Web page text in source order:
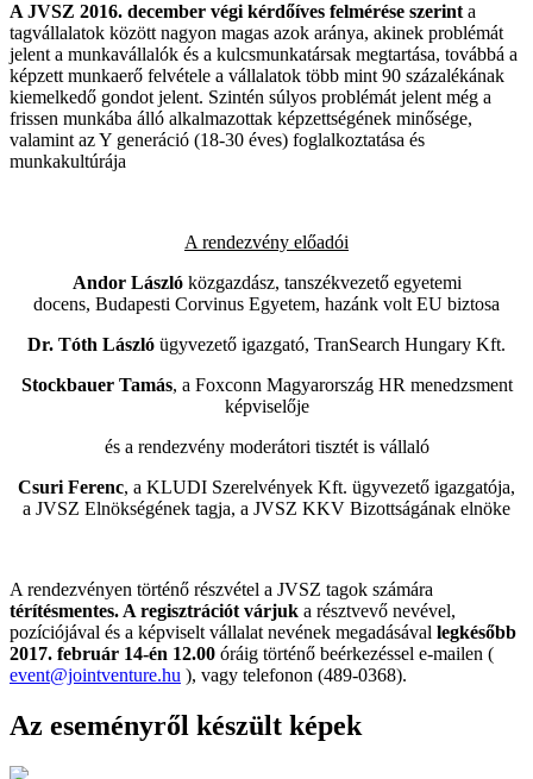
A JVSZ 2016. december végi kérdőíves felmérése szerinta
tagvállalatok között nagyon magas azok aránya, akinek problémát
jelent a munkavállalók és a kulcsmunkatársak megtartása, továbbá a
képzett munkaerő felvétele a vállalatok több mint 90 százalékának
kiemelkedő gondot jelent. Szintén súlyos problémát jelent még a
frissen munkába álló alkalmazottak képzettségének minősége,
valamint az Y generáció (18-30 éves) foglalkoztatása és
munkakultúrája
A rendezvény előadói
Andor Lászlóközgazdász, tanszékvezető egyetemi
docens, Budapesti Corvinus Egyetem, hazánk volt EU biztosa
Dr. Tóth László ügyvezető igazgató, TranSearch Hungary Kft.
Stockbauer Tamás, a Foxconn Magyarország HR menedzsment
képviselője
és a rendezvény moderátori tisztét is vállaló
Csuri Ferenc, a KLUDI Szerelvények Kft. ügyvezető igazgatója,
a JVSZ Elnökségének tagja, a JVSZ KKV Bizottságának elnöke
A rendezvényen történő részvétel a JVSZ tagok számára
térítésmentes. A regisztrációt várjuk a résztvevő nevével,
pozíciójával és a képviselt vállalat nevének megadásával legkésőbb
2017. február 14-én 12.00 óráig történő beérkezéssel e-mailen (
event@jointventure.hu ), vagy telefonon (489-0368).
Az eseményről készült képek